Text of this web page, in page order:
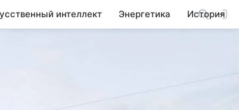
интеллект Энергетика История